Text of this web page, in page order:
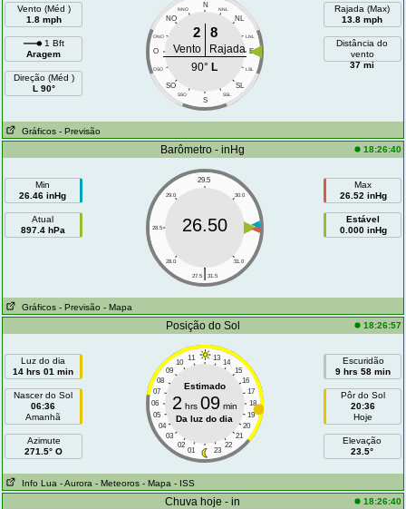
Vento (Méd )
1.8 mph
1 Bft
Aragem
Direção (Méd )
L 90°
N
NNO NNL
NO NL
ONO LNL
O E
OSO LSL
SO SL
SSO SSL
S
2 8
Vento
Rajada
90° L
Rajada (Max)
13.8 mph
Distância do
vento
37 mi
Gráficos - Previsão
Barômetro - inHg 18:26:40
Min
26.46 inHg
Atual
897.4 hPa
29.5
29.0 30.0
28.5 30.5
28.0 31.0
|
27.5 31.5
26.50
Max
26.52 inHg
Estável
0.000 inHg
Gráficos - Previsão - Mapa
Posição do Sol 18:26:57
Luz do dia
14 hrs 01 min
Nascer do Sol
06:36
Amanhã
Azimute
271.5° O
11 13
10
14
09
15
08
16
07
17
06
18
05
19
04
20
03
21
02
22
01 23
Estimado
2 hrs 09min
Da luz do dia
Escuridão
9 hrs 58 min
Pôr do Sol
20:36
Hoje
Elevação
23.5°
Info Lua - Aurora - Meteoros - Mapa - ISS
Chuva hoje - in 18:26:40